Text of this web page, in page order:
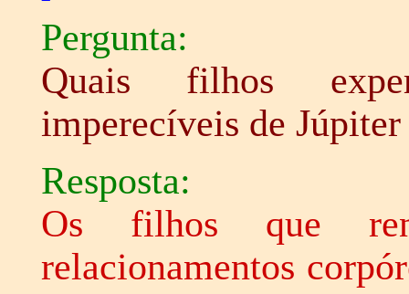
Pergunta:
Quais filhos
imperecíveis de
Resposta:
Os filhos que
relacionamentos